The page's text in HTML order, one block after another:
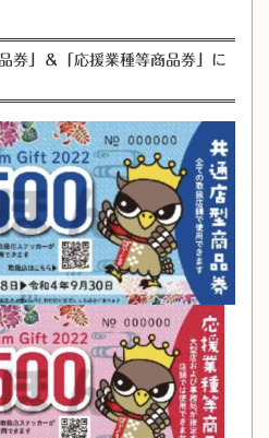
券」＆「応援業種等商品券」に